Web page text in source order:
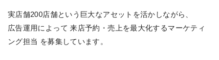
実店舗200店舗という巨大なアセットを活かしながら、
広告運用によって 来店予約・売上を最大化するマーケティ
ング担当 を募集しています。